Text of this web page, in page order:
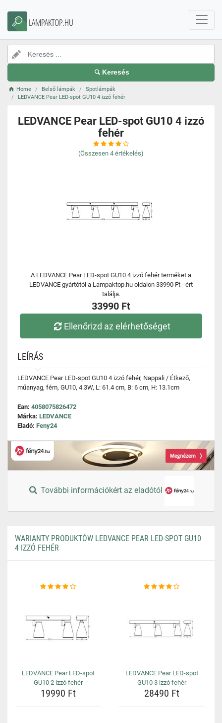
LAMPAKTOP.HU
Keresés
Home Belső lámpák
Spotlámpák
LEDVANCE Pear LED-spot GU10 4 izzó fehér
LEDVANCE Pear LED-spot GU10 4 izzó
fehér
(Összesen 4 értékelés)
A LEDVANCE Pear LED-spot GU10 4 izzó fehér terméket a
LEDVANCE gyártótól a Lampaktop.hu oldalon 33990 Ft - ért
találja.
33990 Ft
Ellenőrizd az elérhetőséget
LEÍRÁS
LEDVANCE Pear LED-spot GU10 4 izzó fehér, Nappali / Étkező,
műanyag, fém, GU10, 4.3W, L: 61.4 cm, B: 6 cm, H: 13.1cm
Ean: 4058075826472
Márka: LEDVANCE
Eladó: Feny24
További információkért az eladótól
WARIANTY PRODUKTÓW LEDVANCE PEAR LED-SPOT GU10
4 IZZÓ FEHÉR
LEDVANCE Pear LED-spot
GU10 2 izzó fehér
19990 Ft
LEDVANCE Pear LED-spot
GU10 3 izzó fehér
28490 Ft